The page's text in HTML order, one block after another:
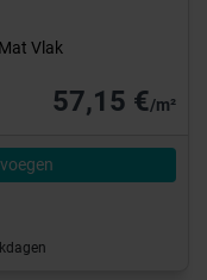
Vlak
57,15 €/m²